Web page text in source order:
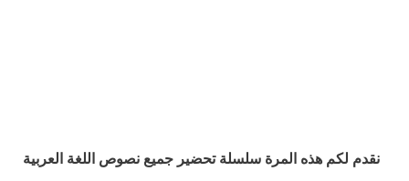
نقدم لكم هذه المرة سلسلة تحضير جميع نصوص اللغة العربية